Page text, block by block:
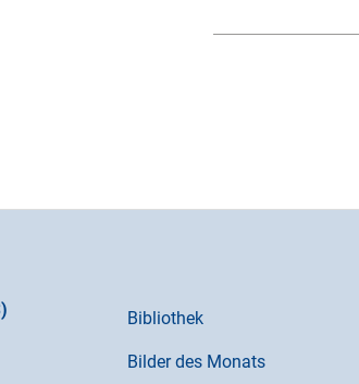
Bibliothek
Bilder des Monats